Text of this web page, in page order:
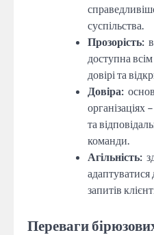
суспільства.
Прозорість:
доступна
довірі та
Довіра:
організаціях
та
команди.
Агільність:
запитів
Переваги